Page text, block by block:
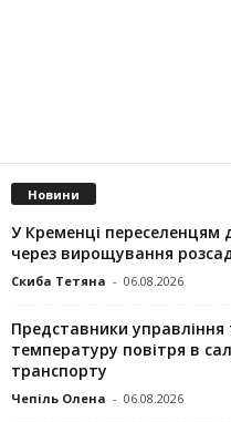
Новини
У Кременці
через вирощування
Скиба Тетяна - 06.08.2026
Представники
температуру повітря в
транспорту
Чепіль Олена - 06.08.2026